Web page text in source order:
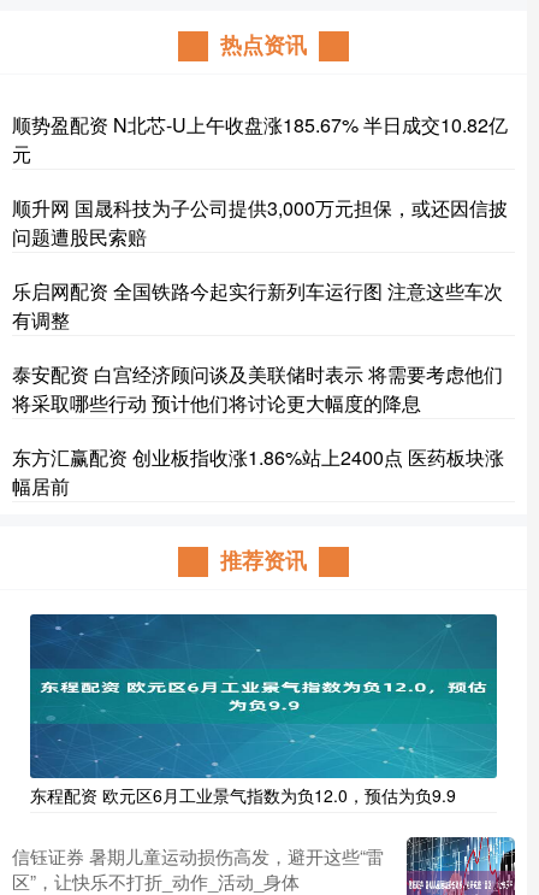
热点资讯
顺势盈配资 N北芯-U上午收盘涨185.67% 半日成交10.82亿
元
顺升网 国晟科技为子公司提供3,000万元担保，或还因信披
问题遭股民索赔
乐启网配资 全国铁路今起实行新列车运行图 注意这些车次
有调整
泰安配资 白宫经济顾问谈及美联储时表示 将需要考虑他们
将采取哪些行动 预计他们将讨论更大幅度的降息
东方汇赢配资 创业板指收涨1.86%站上2400点 医药板块涨
幅居前
推荐资讯
东程配资 欧元区6月工业景气指数为负12.0，预估为负9.9
信钰证券 暑期儿童运动损伤高发，避开这些“雷
区”，让快乐不打折_动作_活动_身体